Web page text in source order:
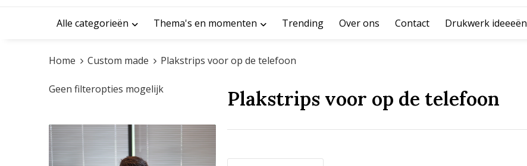
Alle categorieën Thema's en momenten Trending Over ons Contact Drukwerk ideeeën
Home Custom made Plakstrips voor op de telefoon
Geen filteropties mogelijk Plakstrips voor op de telefoon